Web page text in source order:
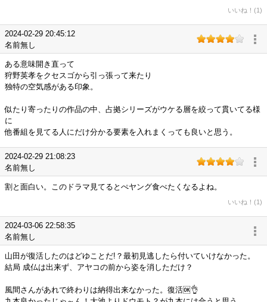
いいね！(1)
2024-02-29 20:45:12
名前無し
ある意味開き直って
狩野英孝をクセスゴから引っ張って来たり
独特の空気感がある印象。
似たり寄ったりの作品の中、占拠シリーズがウケる層を絞って貫いてる様
に
他番組を見てる人にだけ分かる要素を入れまくっても良いと思う。
2024-02-29 21:08:23
名前無し
割と面白い。このドラマ見てるとぺヤング食べたくなるよね。
いいね！(1)
2024-03-06 22:58:35
名前無し
山田が復活したのはどゆことだ!？最初見逃したら付いていけなかった。
結局 成仏は出来ず、アヤコの前から姿を消しただけ？
風間さんがあれで終わりは納得出来なかった。復活🆗👌